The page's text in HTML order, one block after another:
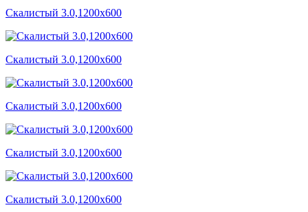
Скалистый 3.0,1200x600
Скалистый 3.0,1200x600
Скалистый 3.0,1200x600
Скалистый 3.0,1200x600
Скалистый 3.0,1200x600